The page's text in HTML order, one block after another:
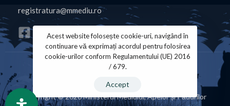
registratura@mmediu.ro
Copyright © 2026 Ministerul Mediului, Apelor și Pădurilor
Acest website folosește cookie-uri, navigând în
continuare vă exprimați acordul pentru folosirea
cookie-urilor conform Regulamentului (UE) 2016
/ 679.
Accept